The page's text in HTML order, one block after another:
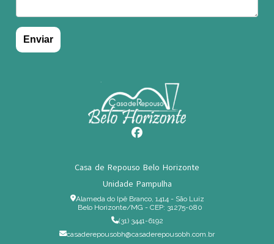
Casa de Repouso Belo Horizonte
Unidade Pampulha
Alameda do Ipê Branco, 1414 - São Luiz
Belo Horizonte/MG - CEP: 31275-080
(31) 3441-6192
casaderepousobh@casaderepousobh.com.br